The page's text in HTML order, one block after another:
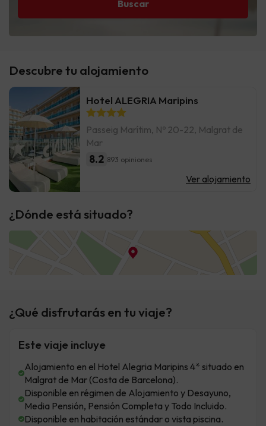
Descubre tu alojamiento
Hotel ALEGRIA Maripins
Passeig Marítim, Nº 20-22, Malgrat de
Mar
8.2 893 opiniones
Ver alojamiento
¿Dónde está situado?
¿Qué disfrutarás en tu viaje?
Este viaje incluye
Alojamiento en el Hotel Alegria Maripins 4* situado en
Malgrat de Mar (Costa de Barcelona).
Disponible en régimen de Alojamiento y Desayuno,
Media Pensión, Pensión Completa y Todo Incluido.
Disponible en habitación estándar o vista piscina.
Buscar